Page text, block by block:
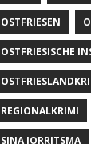
OSTFRIESEN
OSTFRIESISCHE
REGIONALKRIMI
SINA JORRITSMA